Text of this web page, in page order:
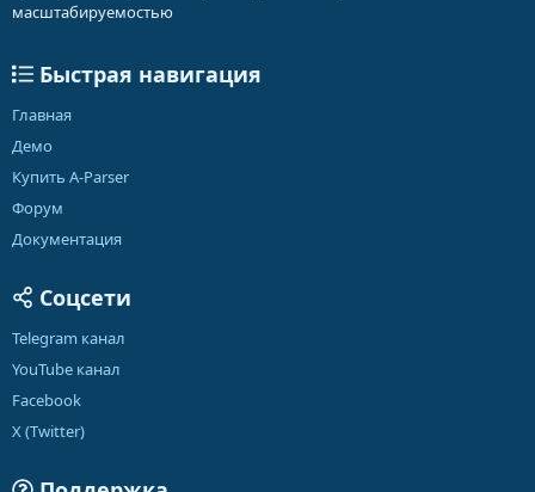
масштабируемостью
Быстрая навигация
Главная
Демо
Купить A-Parser
Форум
Документация
Соцсети
Telegram канал
YouTube канал
Facebook
X (Twitter)